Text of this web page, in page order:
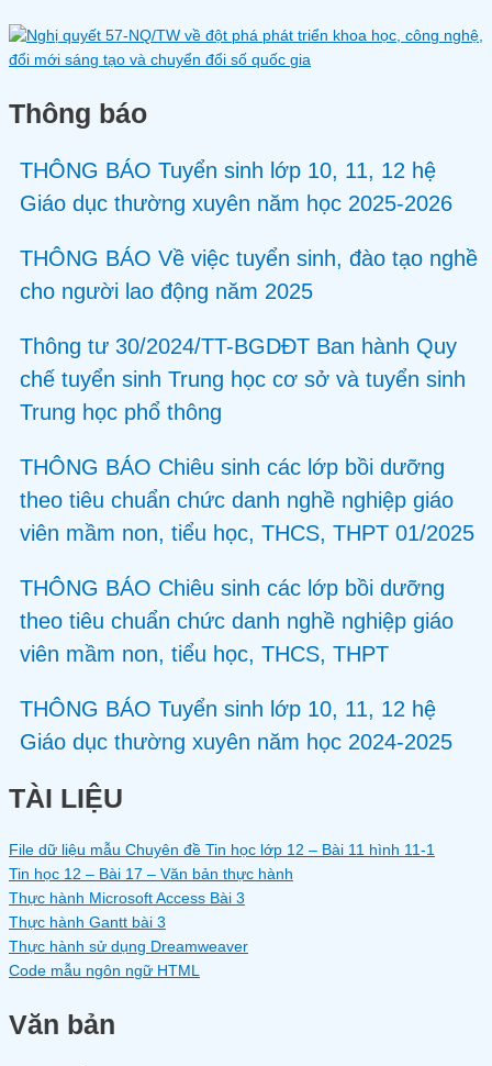
Thông báo
THÔNG BÁO Tuyển sinh lớp 10, 11, 12 hệ
Giáo dục thường xuyên năm học 2025-2026
THÔNG BÁO Về việc tuyển sinh, đào tạo nghề
cho người lao động năm 2025
Thông tư 30/2024/TT-BGDĐT Ban hành Quy
chế tuyển sinh Trung học cơ sở và tuyển sinh
Trung học phổ thông
THÔNG BÁO Chiêu sinh các lớp bồi dưỡng
theo tiêu chuẩn chức danh nghề nghiệp giáo
viên mầm non, tiểu học, THCS, THPT 01/2025
THÔNG BÁO Chiêu sinh các lớp bồi dưỡng
theo tiêu chuẩn chức danh nghề nghiệp giáo
viên mầm non, tiểu học, THCS, THPT
THÔNG BÁO Tuyển sinh lớp 10, 11, 12 hệ
Giáo dục thường xuyên năm học 2024-2025
TÀI LIỆU
File dữ liệu mẫu Chuyên đề Tin học lớp 12 – Bài 11 hình 11-1
Tin học 12 – Bài 17 – Văn bản thực hành
Thực hành Microsoft Access Bài 3
Thực hành Gantt bài 3
Thực hành sử dụng Dreamweaver
Code mẫu ngôn ngữ HTML
Văn bản